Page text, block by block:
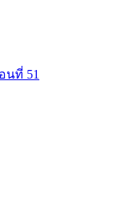
นที่ 51